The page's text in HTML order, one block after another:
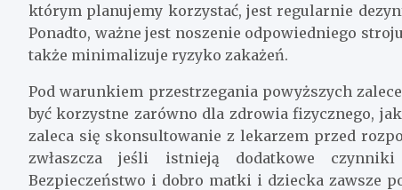
którym planujemy korzystać, jest regularnie
Ponadto, ważne jest noszenie odpowiedniego
także minimalizuje ryzyko zakażeń.
Pod warunkiem przestrzegania powyższych
być korzystne zarówno dla zdrowia fizycznego,
zaleca się skonsultowanie z lekarzem przed
zwłaszcza jeśli istnieją dodatkowe
Bezpieczeństwo i dobro matki i dziecka zawsze